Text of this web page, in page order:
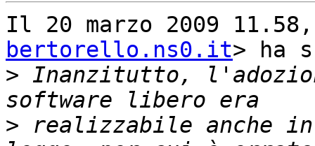
Il 20 marzo 2009
bertorello.ns0.it> ha
> Inanzitutto,
> realizzabile anche